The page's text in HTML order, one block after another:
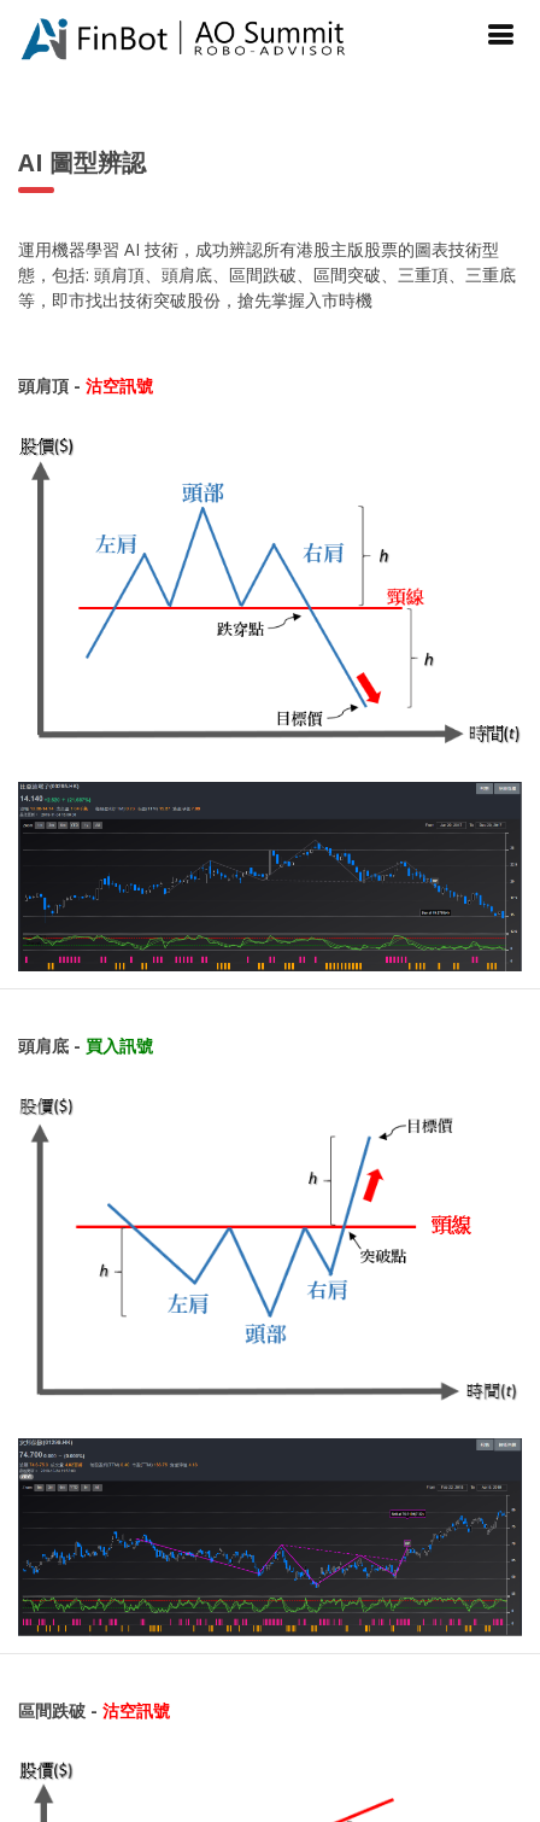
AI 圖型辨認
運用機器學習 AI 技術，成功辨認所有港股主版股票的圖表技術型
態，包括: 頭肩頂、頭肩底、區間跌破、區間突破、三重頂、三重底
等，即市找出技術突破股份，搶先掌握入市時機
頭肩頂 - 沽空訊號
頭肩底 - 買入訊號
區間跌破 - 沽空訊號